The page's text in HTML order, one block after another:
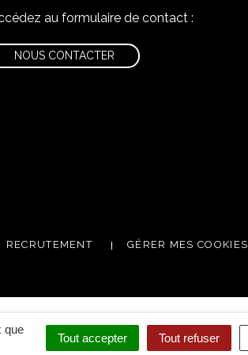
que
Tout accepter Tout refuser
au formulaire de contact :
NOUS CONTACTER
RECRUTEMENT GÉRER MES COOKIES